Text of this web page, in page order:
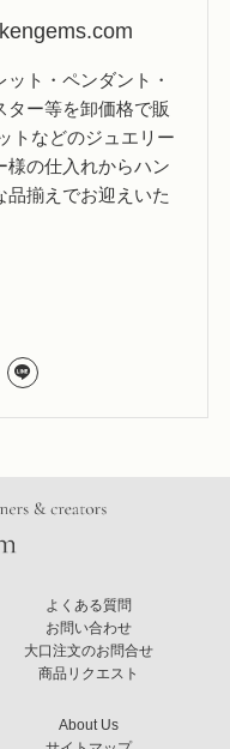
ト・ペンダント・
ター等を卸価格で販
トなどのジュエリー
様の仕入れからハン
品揃えでお迎えいた
よくある質問
お問い合わせ
大口注文のお問合せ
商品リクエスト
About Us